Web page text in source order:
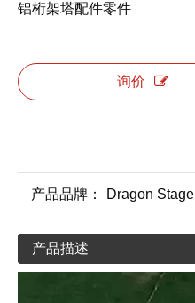
铝桁架塔配件零件
询价
产品品牌： Dragon Stage
产品描述